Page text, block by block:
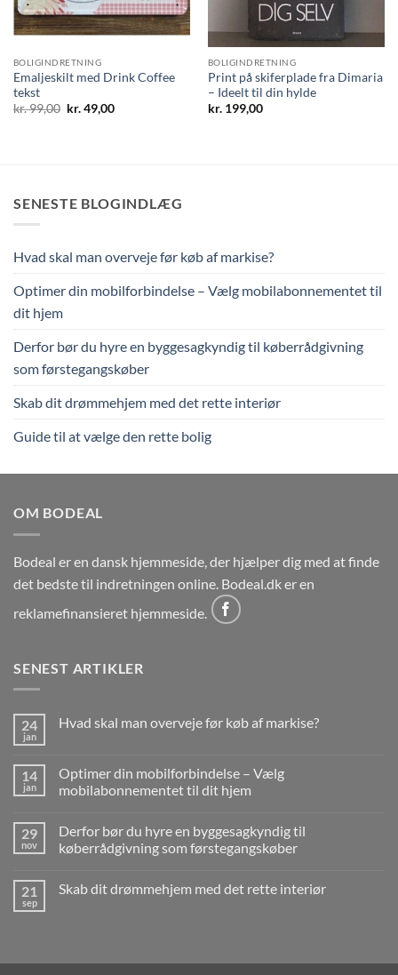
BOLIGINDRETNING
Emaljeskilt med Drink Coffee
tekst
kr.99,00 Den
oprindelige
kr.49,00Den
BOLIGINDRETNING
Print på skiferplade fra Dimaria
– Ideelt til din hylde
kr.199,00
SENESTE BLOGINDLÆG
Hvad skal man overveje før køb af markise?
Optimer din mobilforbindelse – Vælg mobilabonnementet til
dit hjem
Derfor bør du hyre en byggesagkyndig til køberrådgivning
som førstegangskøber
Skab dit drømmehjem med det rette interiør
Guide til at vælge den rette bolig
OM BODEAL
Bodeal er en dansk hjemmeside, der hjælper dig med at finde
det bedste til indretningen online. Bodeal.dk er en
reklamefinansieret hjemmeside.
SENEST ARTIKLER
24
jan
Hvad skal man overveje før køb af markise?
Hvad
skal
man
køb
af
markise?
14
jan
Optimer din mobilforbindelse – Vælg
mobilabonnementet til dit hjem
til
Optimer
din
Vælg
29
nov
Derfor bør du hyre en byggesagkyndig til
køberrådgivning som førstegangskøber
til
21
sep
Skab dit drømmehjem med det rette interiør
drømmehjem